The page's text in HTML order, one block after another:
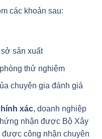
các khoản sau:
sản xuất
thử nghiệm
chuyên gia đánh giá
xác, doanh nghiệp
nhận được Bộ Xây
công nhận chuyên